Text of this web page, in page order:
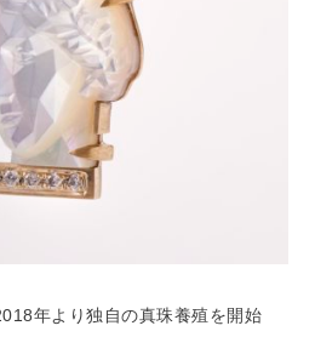
年より独自の真珠養殖を開始